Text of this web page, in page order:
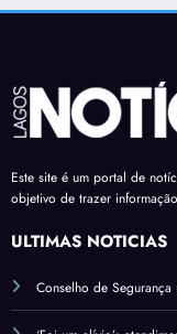
Este site é um portal de
objetivo de trazer
ÚLTIMAS NOTÍCIAS
Conselho de